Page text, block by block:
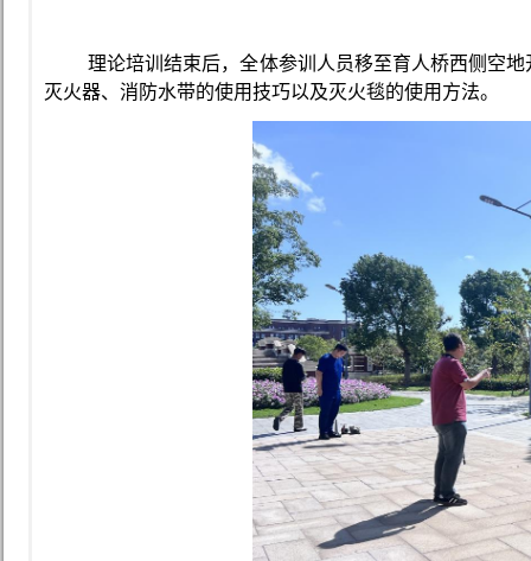
理论培训结束后，全体参训人员移至育人桥西侧空
灭火器、消防水带的使用技巧以及灭火毯的使用方法。